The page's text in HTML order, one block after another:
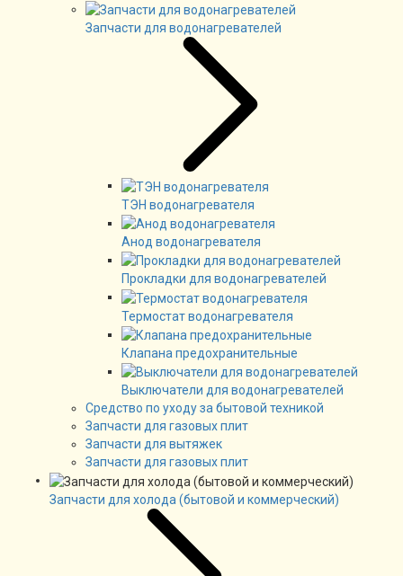
Запчасти для водонагревателей
ТЭН водонагревателя
Анод водонагревателя
Прокладки для водонагревателей
Термостат водонагревателя
Клапана предохранительные
Выключатели для водонагревателей
Средство по уходу за бытовой техникой
Запчасти для газовых плит
Запчасти для вытяжек
Запчасти для газовых плит
Запчасти для холода (бытовой и коммерческий)